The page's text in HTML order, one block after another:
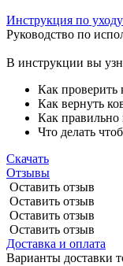
Инструкция по уходу
Руководство по
В инструкции вы
Как проверить
Как вернуть
Как правильно
Что делать
Скачать
Отзывы
Оставить отзыв
Оставить отзыв
Оставить отзыв
Оставить отзыв
Доставка и оплата
Варианты доставки